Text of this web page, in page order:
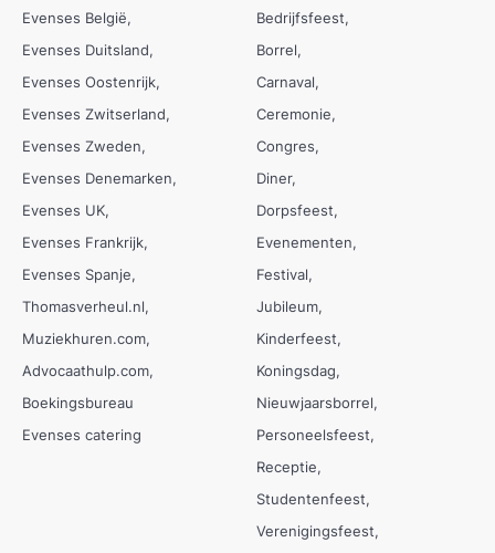
Evenses België
Evenses Duitsland
Evenses Oostenrijk
Evenses Zwitserland
Evenses Zweden
Evenses Denemarken
Evenses UK
Evenses Frankrijk
Evenses Spanje
Thomasverheul.nl
Muziekhuren.com
Advocaathulp.com
Boekingsbureau
Evenses catering
Bedrijfsfeest
Borrel
Carnaval
Ceremonie
Congres
Diner
Dorpsfeest
Evenementen
Festival
Jubileum
Kinderfeest
Koningsdag
Nieuwjaarsborrel
Personeelsfeest
Receptie
Studentenfeest
Verenigingsfeest